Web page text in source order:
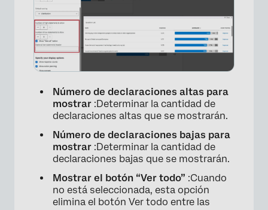
Número de declaraciones altas para
mostrar :Determinar la cantidad de
declaraciones altas que se mostrarán.
Número de declaraciones bajas para
mostrar :Determinar la cantidad de
declaraciones bajas que se mostrarán.
Mostrar el botón “Ver todo” :Cuando
no está seleccionada, esta opción
elimina el botón Ver todo entre las